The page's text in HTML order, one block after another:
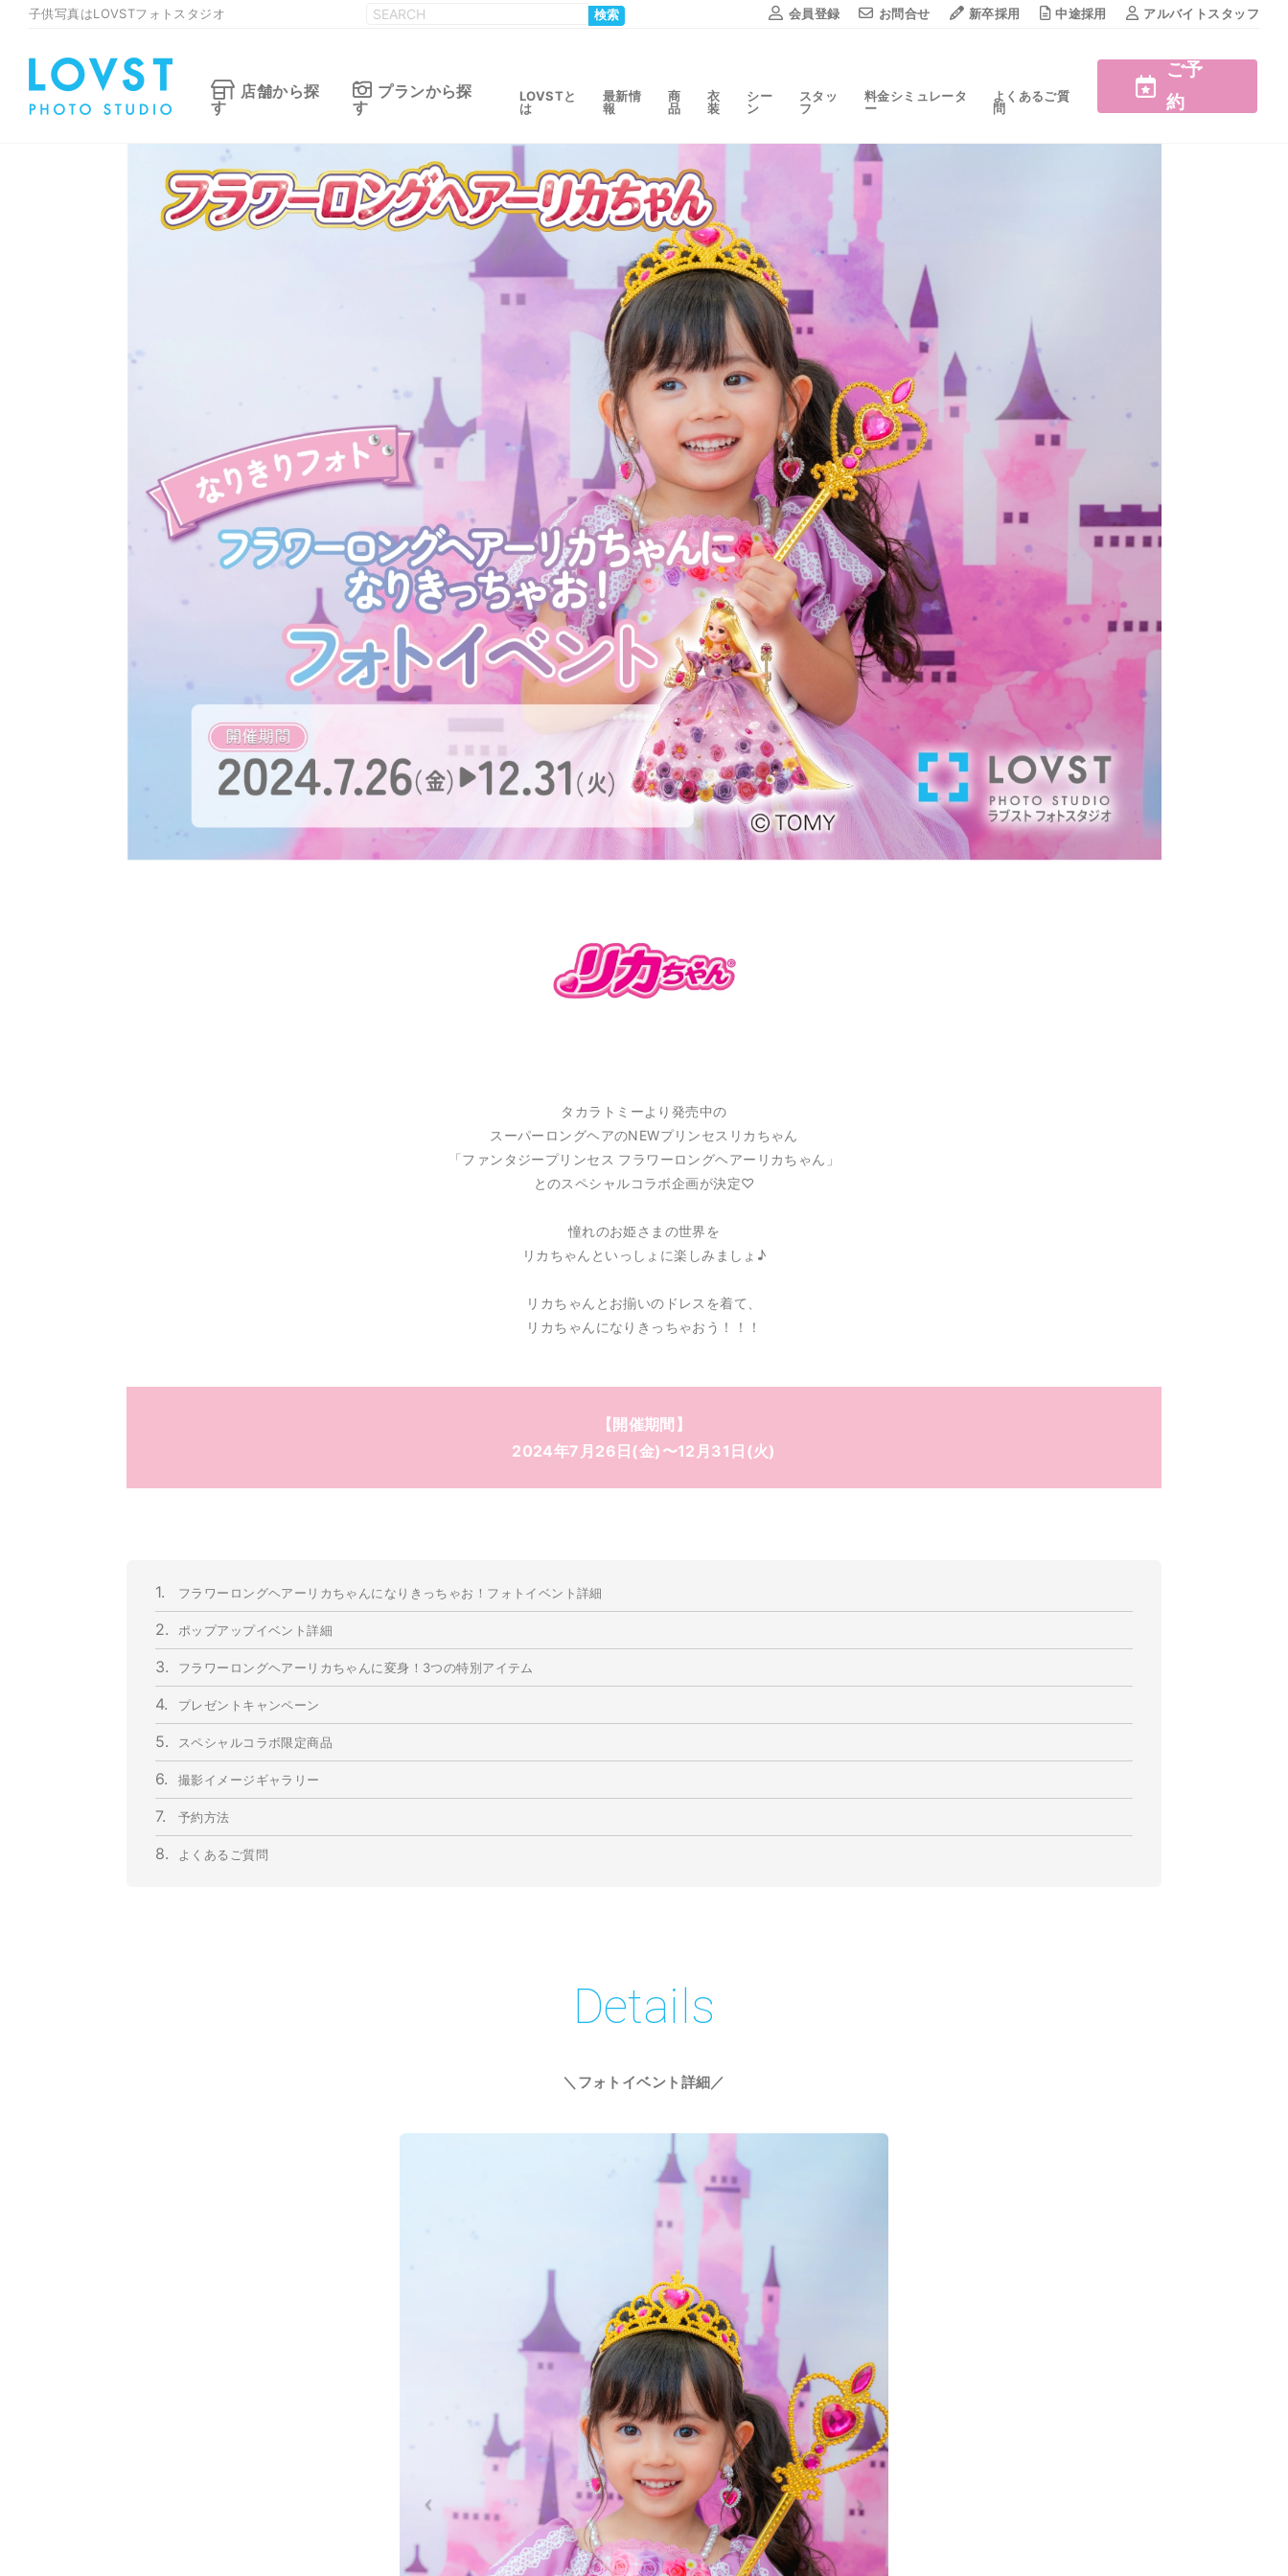
子供写真はLOVSTフォトスタジオ 検索 会員登録 お問合せ 新卒採用 中途採用 アルバイトスタッフ
店舗から探
す
プランから探
す
LOVSTと
は
最新情
報
商
品
衣
装
シー
ン
スタッ
フ
料金シミュレータ
ー
よくあるご質
問
ご予
約
タカラトミーより発売中の
スーパーロングヘアのNEWプリンセスリカちゃん
「ファンタジープリンセス フラワーロングヘアーリカちゃん」
とのスペシャルコラボ企画が決定♡
憧れのお姫さまの世界を
リカちゃんといっしょに楽しみましょ♪
リカちゃんとお揃いのドレスを着て、
リカちゃんになりきっちゃおう！！！
【開催期間】
2024年7月26日(金)〜12月31日(火)
1. フラワーロングヘアーリカちゃんになりきっちゃお！フォトイベント詳細
2. ポップアップイベント詳細
3. フラワーロングヘアーリカちゃんに変身！3つの特別アイテム
4. プレゼントキャンペーン
5. スペシャルコラボ限定商品
6. 撮影イメージギャラリー
7. 予約方法
8. よくあるご質問
Details
＼フォトイベント詳細／